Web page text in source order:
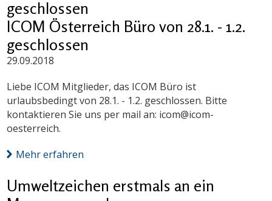
geschlossen
ICOM Österreich Büro von 28.1. - 1.2.
geschlossen
29.09.2018
Liebe ICOM Mitglieder, das ICOM Büro ist
urlaubsbedingt von 28.1. - 1.2. geschlossen. Bitte
kontaktieren Sie uns per mail an: icom@icom-
oesterreich.
Mehr erfahren
Umweltzeichen erstmals an ein